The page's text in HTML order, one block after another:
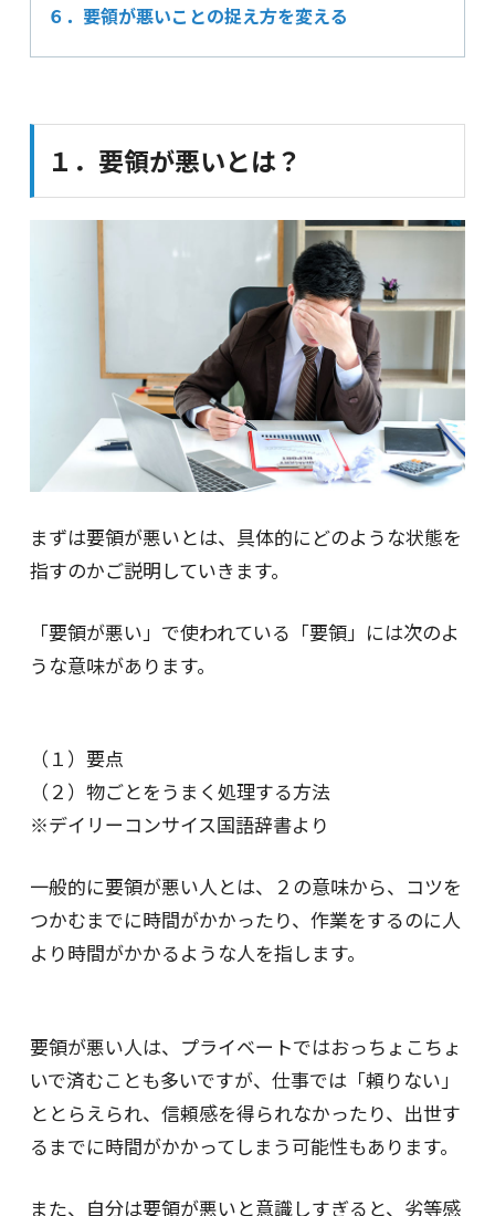
６．要領が悪いことの捉え方を変える
１．要領が悪いとは？
まずは要領が悪いとは、具体的にどのような状態を
指すのかご説明していきます。
「要領が悪い」で使われている「要領」には次のよ
うな意味があります。
（１）要点
（２）物ごとをうまく処理する方法
※デイリーコンサイス国語辞書より
一般的に要領が悪い人とは、２の意味から、コツを
つかむまでに時間がかかったり、作業をするのに人
より時間がかかるような人を指します。
要領が悪い人は、プライベートではおっちょこちょ
いで済むことも多いですが、仕事では「頼りない」
ととらえられ、信頼感を得られなかったり、出世す
るまでに時間がかかってしまう可能性もあります。
また、自分は要領が悪いと意識しすぎると、劣等感